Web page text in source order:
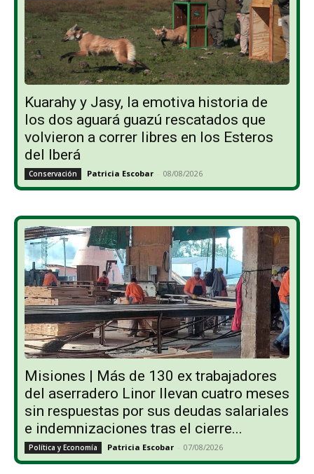
Kuarahy y Jasy, la emotiva historia de
los dos aguará guazú rescatados que
volvieron a correr libres en los Esteros
del Iberá
Conservación Patricia Escobar - 08/08/2026
Misiones | Más de 130 ex trabajadores
del aserradero Linor llevan cuatro meses
sin respuestas por sus deudas salariales
e indemnizaciones tras el cierre...
Política y Economía Patricia Escobar - 07/08/2026